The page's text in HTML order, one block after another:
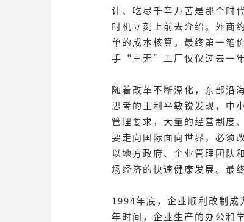
计、吃尽千辛万苦是那个时
时机立刻上前去介绍。外商
单的成本核算，最终第一笔
手“三无”工厂仅仅过去一年
随着改革不断深化，东部沿
思考的王利平敏锐发现，中
管理要求，大量的经营制度
要走向国际面向世界，必须
以地方政府、企业管理团队
场经济的快速健康发展。最
1994年底，企业顺利改制成
年时间，企业生产的办公和